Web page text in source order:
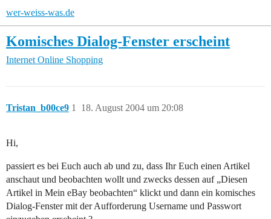
wer-weiss-was.de
Komisches Dialog-Fenster erscheint
Internet Online Shopping
Tristan_b00ce9 18. August 2004 um 20:08
1
Hi,
passiert es bei Euch auch ab und zu, dass Ihr Euch einen Artikel
anschaut und beobachten wollt und zwecks dessen auf „Diesen
Artikel in Mein eBay beobachten“ klickt und dann ein komisches
Dialog-Fenster mit der Aufforderung Username und Passwort